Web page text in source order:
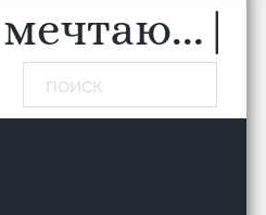
мечтаю... |
Поиск